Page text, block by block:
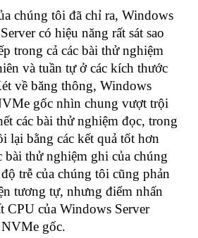
chúng tôi đã chỉ ra, Windows
có hiệu năng rất sát sao
trong cả các bài thử nghiệm
và tuần tự ở các kích thước
về băng thông, Windows
gốc nhìn chung vượt trội
các bài thử nghiệm đọc, trong
lại bằng các kết quả tốt hơn
bài thử nghiệm ghi của chúng
trễ của chúng tôi cũng phản
tương tự, nhưng điểm nhấn
CPU của Windows Server
gốc.